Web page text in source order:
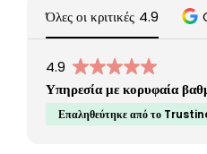
Όλες οι κριτικές 4.9
4.9
Υπηρεσία με κορυφαία
Επαληθεύτηκε από το